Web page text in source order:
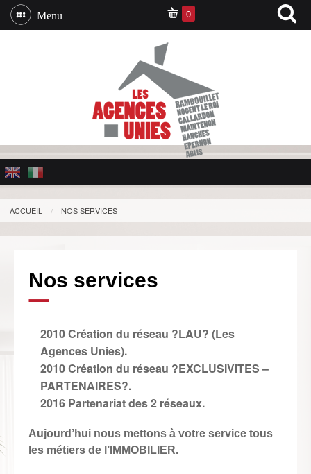
Menu 0
ACCUEIL NOS SERVICES
Nos services
2010 Création du réseau ?LAU? (Les
Agences Unies).
2010 Création du réseau ?EXCLUSIVITES –
PARTENAIRES?.
2016 Partenariat des 2 réseaux.
Aujourd’hui nous mettons à votre service tous
les métiers de l’IMMOBILIER.